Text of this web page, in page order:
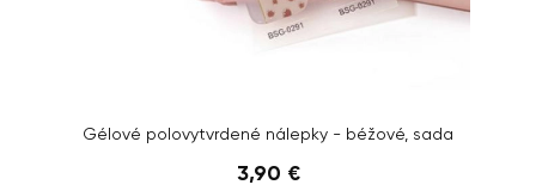
Gélové polovytvrdené nálepky - béžové, sada
3,90 €